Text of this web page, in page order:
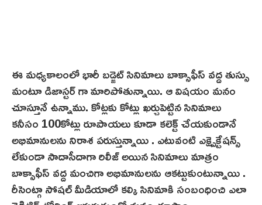
ఈ మధ్యకాలంలో భారీ బడ్జెట్ సినిమాలు బాక్సాఫీస్ వద్ద తుస్సు
మంటూ డిజాస్టర్ గా మారిపోతున్నాయి. ఆ విషయం మనం
చూస్తూనే ఉన్నాము. కోట్లకు కోట్లు ఖర్చుపెట్టిన సినిమాలు
కనీసం 100కోట్లు రూపాయలు కూడా కలెక్ట్ చేయకుండానే
అభిమానులను నిరాశ పరుస్తున్నాయి . ఎటువంటి ఎక్ష్పెక్టేషన్స్
లేకుండా సాదాసీదాగా రిలీజ్ అయిన సినిమాలు మాత్రం
బాక్సాఫీస్ వద్ద మంచిగా అభిమానులను ఆకట్టుకుంటున్నాయి .
రీసెంట్గా సోషల్ మీడియాలో కల్కి సినిమాకి సంబంధించి ఎలా